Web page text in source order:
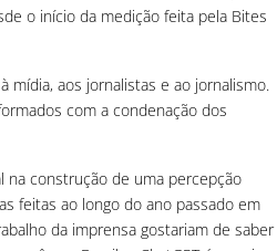
o início da medição feita pela Bites
mídia, aos jornalistas e ao jornalismo.
com a condenação dos
na construção de uma percepção
feitas ao longo do ano passado em
da imprensa gostariam de saber